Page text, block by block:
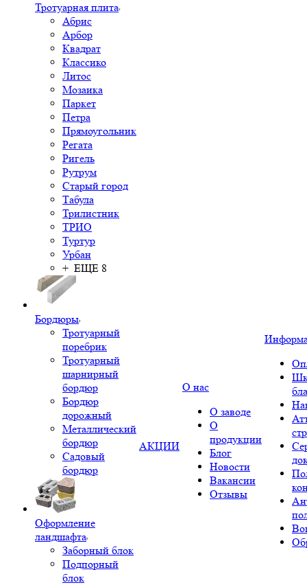
Тротуарная плита
Абрис
Арбор
Квадрат
Классико
Литос
Мозаика
Паркет
Петра
Прямоугольник
Регата
Ригель
Рутрум
Старый город
Табула
Трилистник
ТРИО
Туртур
Урбан
+ ЕЩЕ 8
Бордюры
Тротуарный
поребрик
Тротуарный
шарнирный
бордюр
Бордюр
дорожный
Металлический
бордюр
Садовый
бордюр
Оформление
ландшафта
Заборный блок
Подпорный
блок
АКЦИИ
О нас
О заводе
О
продукции
Блог
Новости
Вакансии
Отзывы